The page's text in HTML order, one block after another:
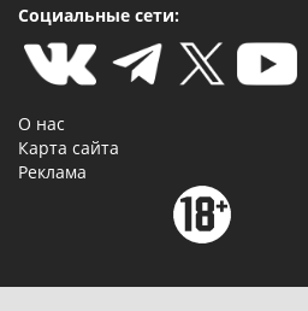
Социальные сети:
О нас
Карта сайта
Реклама